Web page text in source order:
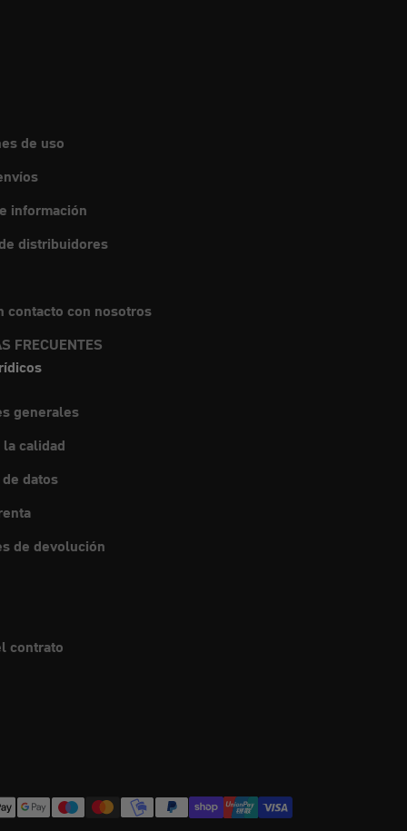
de uso
información
distribuidores
contacto con nosotros
FRECUENTES
generales
calidad
datos
de devolución
contrato